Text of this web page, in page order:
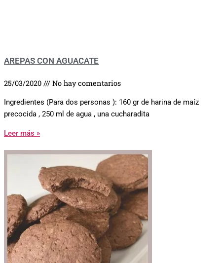
AREPAS CON AGUACATE
25/03/2020 No hay comentarios
Ingredientes (Para dos personas ): 160 gr de harina de maíz
precocida , 250 ml de agua , una cucharadita
Leer más »